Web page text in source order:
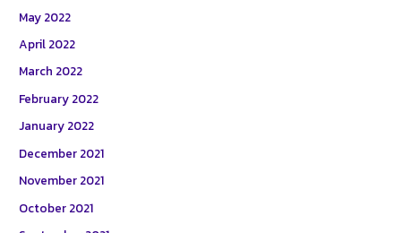
May 2022
April 2022
March 2022
February 2022
January 2022
December 2021
November 2021
October 2021